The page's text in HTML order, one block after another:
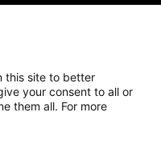
this site to better
your consent to all or
them all. For more